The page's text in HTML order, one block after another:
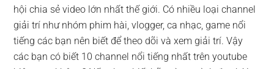
hội chia sẻ video lớn nhất thế giới. Có nhiều loại channel
giải trí như nhóm phim hài, vlogger, ca nhạc, game nổi
tiếng các bạn nên biết để theo dõi và xem giải trí. Vậy
các bạn có biết 10 channel nổi tiếng nhất trên youtube